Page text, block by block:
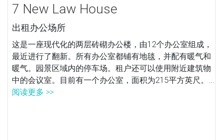
7 New Law House
出租办公场所
这是一座现代化的两层砖砌办公楼，由12个办公室组成，
最近进行了翻新。所有办公室都铺有地毯，并配有暖气和
暖气。园景区域内的停车场。租户还可以使用附近建筑物
中的会议室。目前有一个办公室，面积为215平方英尺。...
阅读更多 >>